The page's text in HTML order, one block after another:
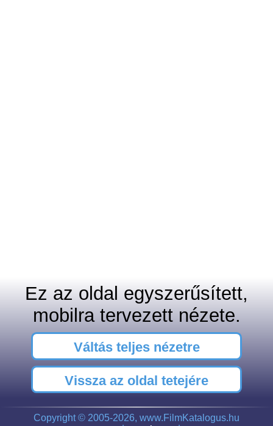
Ez az oldal egyszerűsített,
mobilra tervezett nézete.
Váltás teljes nézetre
Vissza az oldal tetejére
Copyright © 2005-2026, www.FilmKatalogus.hu